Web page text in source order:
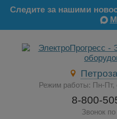
Следите за нашими
Режим работы: Пн-Пт,
8-800-
Звонок